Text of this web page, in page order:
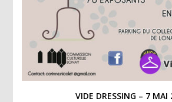
VIDE DRESSING – 7 MAI